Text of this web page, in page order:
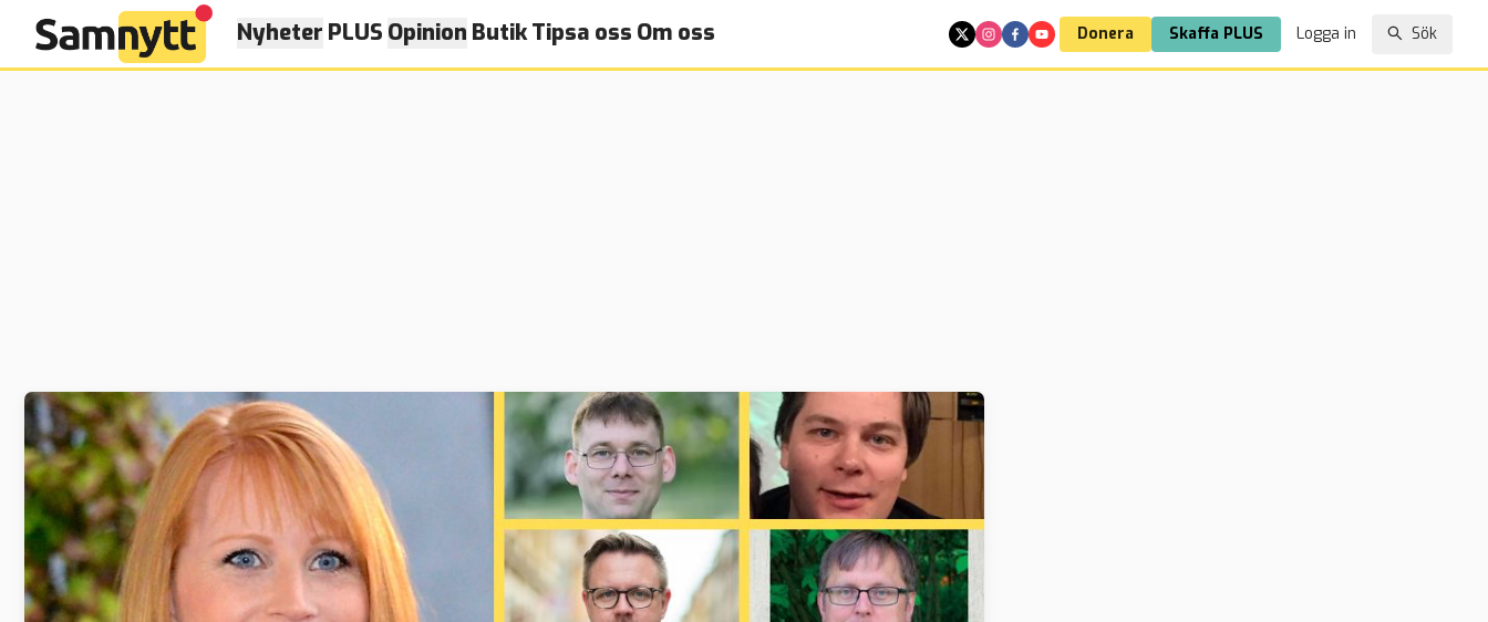
Nyheter PLUS Opinion ButikTipsa oss Om oss Donera Skaffa PLUS Logga in Sök